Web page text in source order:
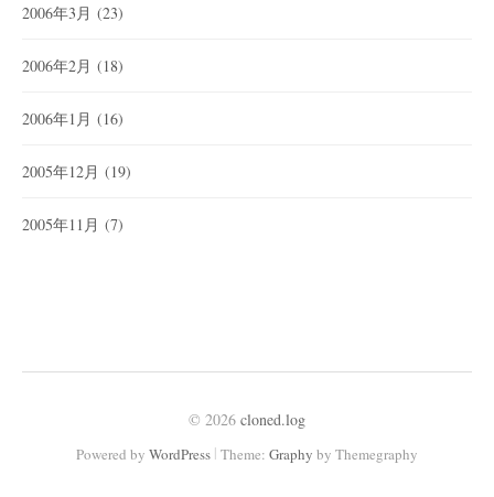
2006年3月 (23)
2006年2月 (18)
2006年1月 (16)
2005年12月 (19)
2005年11月 (7)
© 2026 cloned.log
Powered by WordPress | Theme: Graphy by Themegraphy